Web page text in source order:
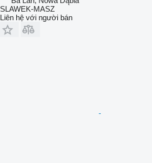
SLAWEK-MASZ
Liên hệ với người bán